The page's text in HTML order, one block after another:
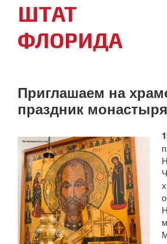
ШТАТ
ФЛОРИДА
Приглашаем на
праздник